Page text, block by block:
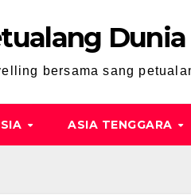
Dunia
bersama sang
ASIA TENGGARA